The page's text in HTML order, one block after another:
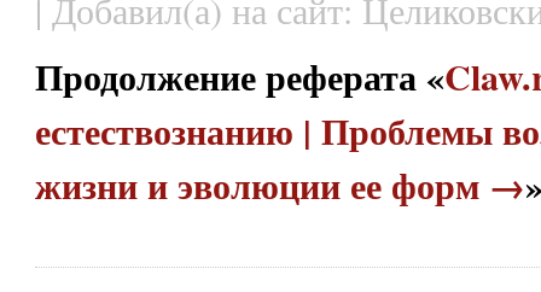
| Добавил(а) на сайт:
Продолжение реферата «
естествознанию | Проблемы
жизни и эволюции ее форм →